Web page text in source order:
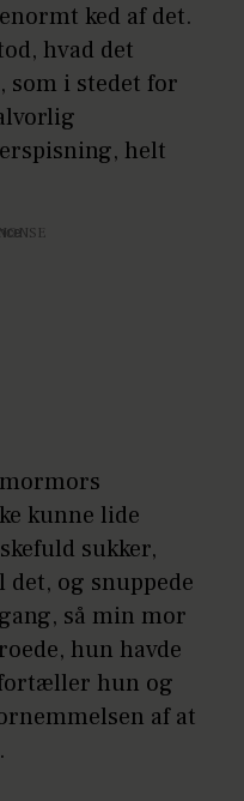
ked af det.
hvad det
som i stedet for
helt
kunne lide
sukker,
og snuppede
så min mor
hun havde
hun og
af at